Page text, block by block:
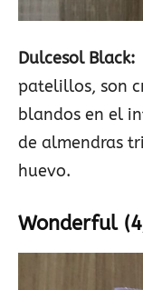
Dulcesol Black:
patelillos, son
blandos en el
de almendras
huevo.
Wonderful